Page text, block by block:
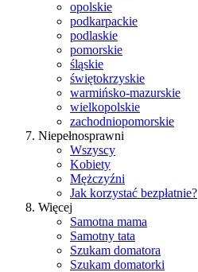
opolskie
podkarpackie
podlaskie
pomorskie
śląskie
świętokrzyskie
warmińsko-mazurskie
wielkopolskie
zachodniopomorskie
Niepełnosprawni
Wszyscy
Kobiety
Mężczyźni
Jak korzystać bezpłatnie?
Więcej
Samotna mama
Samotny tata
Szukam domatora
Szukam domatorki